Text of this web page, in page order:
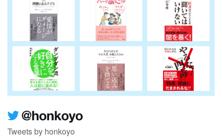
Tweets by honkoyo